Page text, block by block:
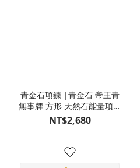
青金石項鍊 |青金石 帝王青
無事牌 方形 天然石能量項鍊
O22-37
NT$2,680